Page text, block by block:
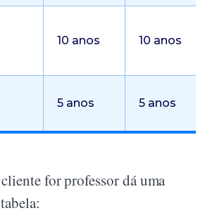
10 anos 10 anos
5 anos 5 anos
for professor dá uma